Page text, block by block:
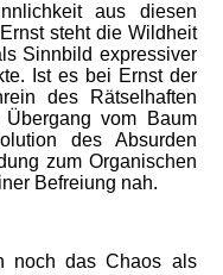
aus diesen
steht die Wildheit
Sinnbild expressiver
Ist es bei Ernst der
des Rätselhaften
vom Baum
des Absurden
zum Organischen
Befreiung nah.
noch das Chaos als